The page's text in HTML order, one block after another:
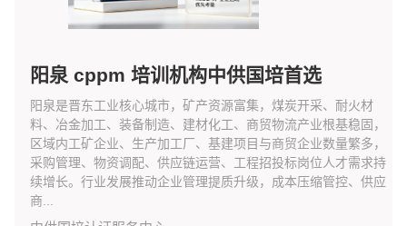
阳泉 cppm 培训机构中供国培首选
阳泉是晋东工业核心城市，矿产资源富集，煤炭开采、耐火材
料、冶金加工、装备制造、建材化工、商贸物流产业根基稳固，
区域内工矿企业、生产加工厂、基建项目与商贸企业数量繁多，
采购管理、物资调配、供应链运营、工程招投标岗位人才需求持
续增长。行业发展推动企业管理提质升级，成本压缩管控、供应
商...